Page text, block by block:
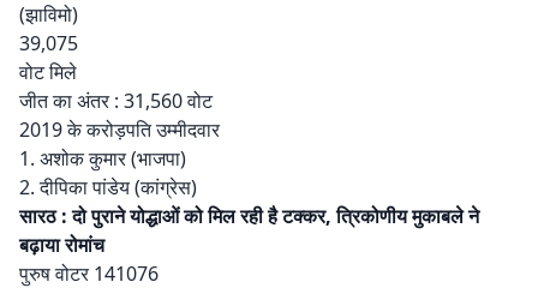
(झाविमो)
39,075
वोट मिले
जीत का अंतर : 31,560 वोट
2019 के करोड़पति उम्मीदवार
1. अशोक कुमार (भाजपा)
2. दीपिका पांडेय (कांग्रेस)
सारठ : दो पुराने योद्धाओं को मिल रही है टक्कर, त्रिकोणीय मुकाबले ने
बढ़ाया रोमांच
पुरुष वोटर 141076